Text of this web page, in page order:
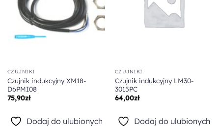
CZUJNIKI
Czujnik indukcyjny XM18-
D6PMI08
75,90zł
Dodaj do ulubionych
CZUJNIKI
Czujnik indukcyjny LM30-
3015PC
64,00zł
Dodaj do ulubionych